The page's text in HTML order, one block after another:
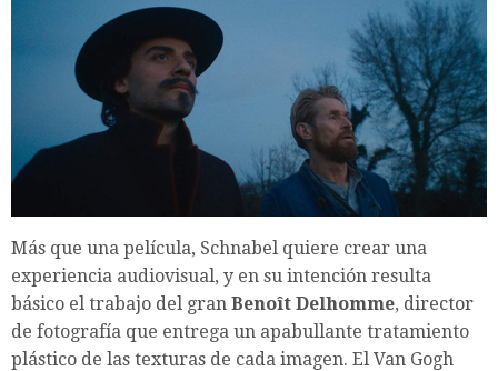
Más que una película, Schnabel quiere crear una
experiencia audiovisual, y en su intención resulta
básico el trabajo del gran Benoît Delhomme, director
de fotografía que entrega un apabullante tratamiento
plástico de las texturas de cada imagen. El Van Gogh